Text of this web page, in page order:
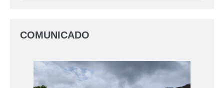
COMUNICADO